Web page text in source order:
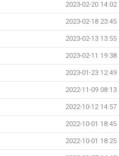
2023-02-20 14:02
2023-02-18 23:45
2023-02-13 13:55
2023-02-11 19:38
2023-01-23 12:49
2022-11-09 08:13
2022-10-12 14:57
2022-10-01 18:45
2022-10-01 18:25